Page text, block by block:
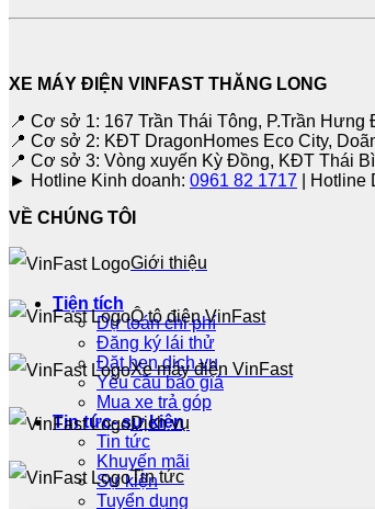
Tiện tích
Dự toán chi phí
Đăng ký lái thử
Đặt hẹn dịch vụ
Yêu cầu báo giá
Mua xe trả góp
Tin tức- sự kiện
Tin tức
Khuyến mãi
Sự kiện
Tuyển dụng
XE MÁY ĐIỆN VINFAST THĂNG LONG
📍 Cơ sở 1: 167 Trần Thái Tông, P.Trần Hưng
📍 Cơ sở 2: KĐT DragonHomes Eco City,
📍 Cơ sở 3: Vòng xuyến Kỳ Đồng, KĐT Thái
► Hotline Kinh doanh: 0961 82 1717 | Hotline
VỀ CHÚNG TÔI
Giới thiệu
Ô tô điện VinFast
Xe máy điện VinFast
Dịch vụ
Tin tức